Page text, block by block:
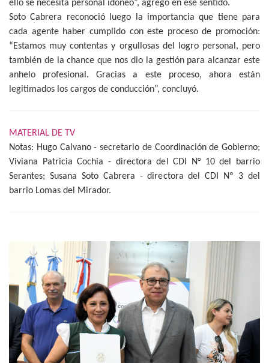
ello se necesita personal idóneo”, agregó en ese sentido.
Soto Cabrera reconoció luego la importancia que tiene para
cada agente haber cumplido con este proceso de promoción:
“Estamos muy contentas y orgullosas del logro personal, pero
también de la chance que nos dio la gestión para alcanzar este
anhelo profesional. Gracias a este proceso, ahora están
legitimados los cargos de conducción”, concluyó.
MATERIAL DE TV
Notas: Hugo Calvano - secretario de Coordinación de Gobierno;
Viviana Patricia Cochia - directora del CDI N° 10 del barrio
Serantes; Susana Soto Cabrera - directora del CDI Nº 3 del
barrio Lomas del Mirador.